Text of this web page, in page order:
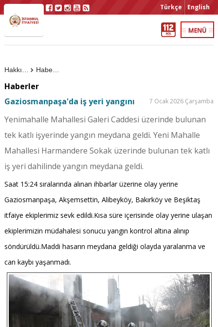
Türkçe English
Haberler
Haberler
Gaziosmanpaşa'da iş yeri yangını
7 Ocak 2026 Çarşamba
Yenimahalle Mahallesi Galeri Caddesi üzerinde bulunan
tek katlı işyerinde yangın meydana geldi. Yeni Mahalle
Mahallesi Harmandere Sokak üzerinde bulunan tek katlı
iş yeri dahilinde yangın meydana geldi.
Saat 15:24 sıralarında alınan ihbarlar üzerine olay yerine
Gaziosmanpaşa, Akşemsettin, Alibeyköy, Bakırköy ve Beşiktaş
itfaiye ekiplerimiz sevk edildi.Kısa süre içerisinde olay yerine ulaşan
ekiplerimizin müdahalesi sonucu yangın kontrol altına alınıp
söndürüldü.Maddi hasarın meydana geldiği olayda yaralanma ve
can kaybı yaşanmadı.